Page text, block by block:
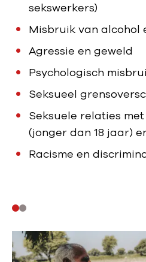
sekswerkers)
Misbruik van alcohol
Agressie en geweld
Psychologisch
Seksueel
Seksuele relaties
(jonger dan 18 jaar)
Racisme en